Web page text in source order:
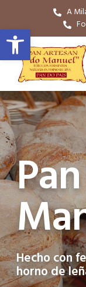
Abrir barra de
A
Hecho con
horno de